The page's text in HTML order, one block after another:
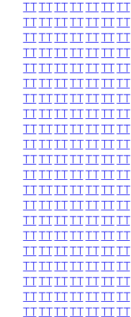
TTTTTTTTTTTTTT
TTTTTTTTTTTTTT
TTTTTTTTTTTTTT
TTTTTTTTTTTTTT
TTTTTTTTTTTTTT
TTTTTTTTTTTTTT
TTTTTTTTTTTTTT
TTTTTTTTTTTTTT
TTTTTTTTTTTTTT
TTTTTTTTTTTTTT
TTTTTTTTTTTTTT
TTTTTTTTTTTTTT
TTTTTTTTTTTTTT
TTTTTTTTTTTTTT
TTTTTTTTTTTTTT
TTTTTTTTTTTTTT
TTTTTTTTTTTTTT
TTTTTTTTTTTTTT
TTTTTTTTTTTTTT
TTTTTTTTTTTTTT
TTTTTTTTTTTTTT